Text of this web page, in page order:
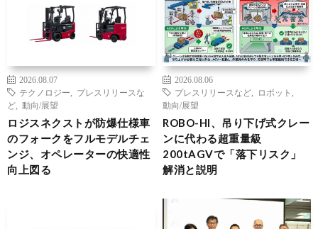
2026.08.07
テクノロジー
プレスリリースな
ど
動向/展望
ロジスネクストが防爆仕様車
のフォークをフルモデルチェ
ンジ、オペレーターの快適性
向上図る
2026.08.06
プレスリリースなど
ロボット
動向/展望
ROBO-HI、吊り下げ式クレー
ンに代わる超重量級
200tAGVで「落下リスク」
解消と説明